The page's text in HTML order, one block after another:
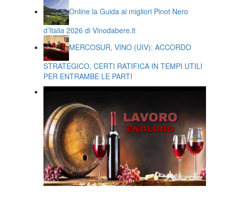
Online la Guida ai migliori Pinot Nero
d’Italia 2026 di Vinodabere.it
MERCOSUR, VINO (UIV): ACCORDO
STRATEGICO, CERTI RATIFICA IN TEMPI UTILI
PER ENTRAMBE LE PARTI